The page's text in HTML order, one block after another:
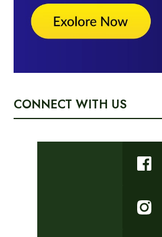
CONNECT WITH US